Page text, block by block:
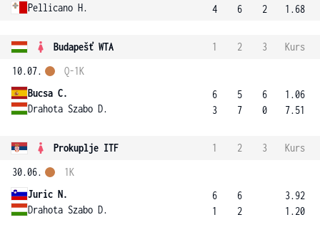
Pellicano H.
4
6
2
1.68
Budapešť WTA 1 2 3
Kurs
10.07.
Bucsa C.
Drahota Szabo D.
Q-1K
6
3
5
7
6
0
1.06
7.51
Prokuplje ITF 1 2 3
Kurs
30.06.
Juric N.
Drahota Szabo D.
1K
6
1
6
2
3.92
1.20